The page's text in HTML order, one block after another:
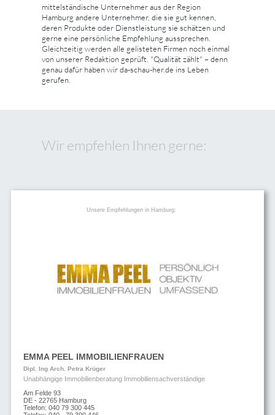
mittelständische Unternehmer aus der Region
Hamburg andere Unternehmer, die sie gut kennen,
deren Produkte oder Dienstleistung sie schätzen und
gerne eine persönliche Empfehlung aussprechen.
Gleichzeitig werden alle gelisteten Firmen noch einmal
von unserer Redaktion geprüft. "Qualität zählt" – denn
genau dafür haben wir da-schau-her.de ins Leben
gerufen.
Wir empfehlen Ihnen gerne:
Unsere Empfehlungen in Hamburg:
EMMA PEEL IMMOBILIENFRAUEN
Dipl. Ing Arch. Petra Krüger
Unabhängige Immobilienberatung Immobiliensachverständige
Am Felde 93
DE - 22765 Hamburg
Telefon: 040 79 300 445